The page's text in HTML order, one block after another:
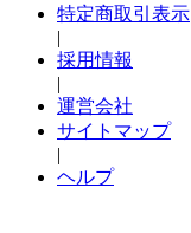
特定商取引表示
|
採用情報
|
運営会社
サイトマップ
|
ヘルプ